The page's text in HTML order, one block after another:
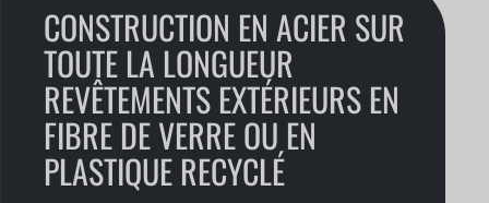
CONSTRUCTION EN ACIER SUR
TOUTE LA LONGUEUR
REVÊTEMENTS EXTÉRIEURS EN
FIBRE DE VERRE OU EN
PLASTIQUE RECYCLÉ